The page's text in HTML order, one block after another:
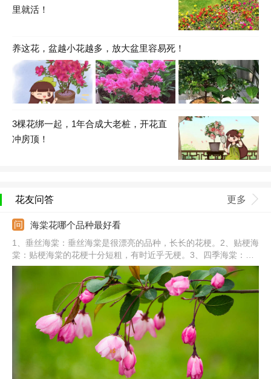
里就活！
养这花，盆越小花越多，放大盆里容易死！
3棵花绑一起，1年合成大老桩，开花直
冲房顶！
花友问答 更多
海棠花哪个品种最好看
1、垂丝海棠：垂丝海棠是很漂亮的品种，长长的花梗。2、贴梗海
棠：贴梗海棠的花梗十分短粗，有时近乎无梗。3、四季海棠：四
季海棠全年开花，花朵成簇生长，姿态优美。4、西府海棠：西府
海棠未开花前花色鲜红，开花后变粉红色。5、其他：还有丽格海
棠、钻石海棠、木瓜海棠、梨花海棠、红宝石海棠、北美海棠等。